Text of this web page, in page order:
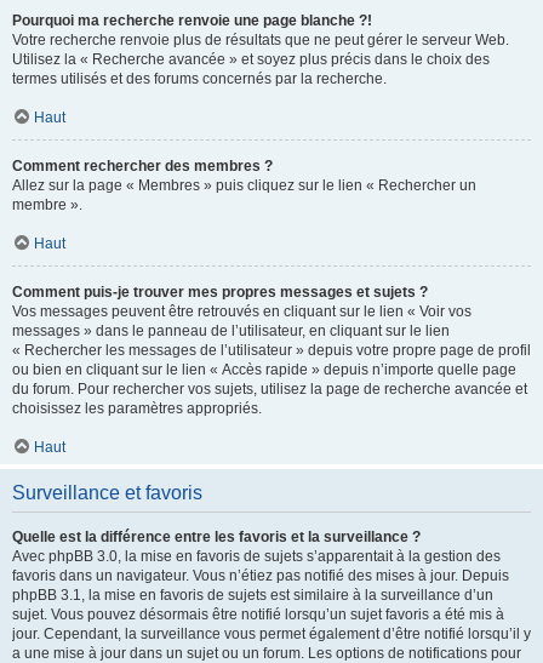
Pourquoi ma recherche renvoie une page blanche ?!
Votre recherche renvoie plus de résultats que ne peut gérer le serveur Web.
Utilisez la « Recherche avancée » et soyez plus précis dans le choix des
termes utilisés et des forums concernés par la recherche.
Haut
Comment rechercher des membres ?
Allez sur la page « Membres » puis cliquez sur le lien « Rechercher un
membre ».
Haut
Comment puis-je trouver mes propres messages et sujets ?
Vos messages peuvent être retrouvés en cliquant sur le lien « Voir vos
messages » dans le panneau de l’utilisateur, en cliquant sur le lien
« Rechercher les messages de l’utilisateur » depuis votre propre page de profil
ou bien en cliquant sur le lien « Accès rapide » depuis n’importe quelle page
du forum. Pour rechercher vos sujets, utilisez la page de recherche avancée et
choisissez les paramètres appropriés.
Haut
Surveillance et favoris
Quelle est la différence entre les favoris et la surveillance ?
Avec phpBB 3.0, la mise en favoris de sujets s’apparentait à la gestion des
favoris dans un navigateur. Vous n’étiez pas notifié des mises à jour. Depuis
phpBB 3.1, la mise en favoris de sujets est similaire à la surveillance d’un
sujet. Vous pouvez désormais être notifié lorsqu’un sujet favoris a été mis à
jour. Cependant, la surveillance vous permet également d’être notifié lorsqu’il y
a une mise à jour dans un sujet ou un forum. Les options de notifications pour